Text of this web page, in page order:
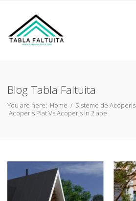
Blog Tabla Faltuita
You are here: Home / Sisteme de Acoperis
Acoperis Plat Vs Acoperis in 2 ape